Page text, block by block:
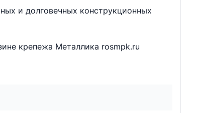
и долговечных конструкционных
крепежа Металлика rosmpk.ru